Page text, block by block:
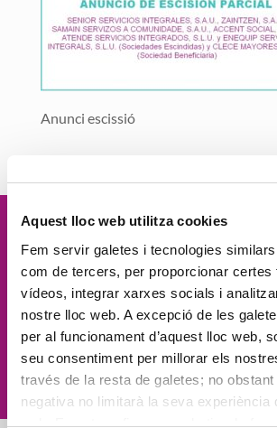
Aquest lloc web utilitza cookies
Fem servir galetes i tecnologies
com de tercers, per proporcionar certes
vídeos, integrar xarxes socials i
nostre lloc web. A excepció de les
per al funcionament d’aquest lloc web,
seu consentiment per millorar els
través de la resta de galetes; no
negativa no limitarà la seva experiència
web. En pot configurar o rebutjar de
Anunci escissió
Vetllem per ladignitat
persones, elcompromís
proximitat, l'
innovació